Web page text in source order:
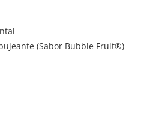
(Sabor Bubble Fruit®)